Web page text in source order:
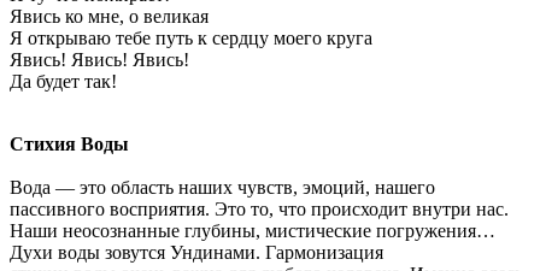
Явись ко мне, о великая
Я открываю тебе путь к сердцу моего круга
Явись! Явись! Явись!
Да будет так!
Стихия Воды
Вода — это область наших чувств, эмоций, нашего
пассивного восприятия. Это то, что происходит внутри нас.
Наши неосознанные глубины, мистические погружения…
Духи воды зовутся Ундинами. Гармонизация